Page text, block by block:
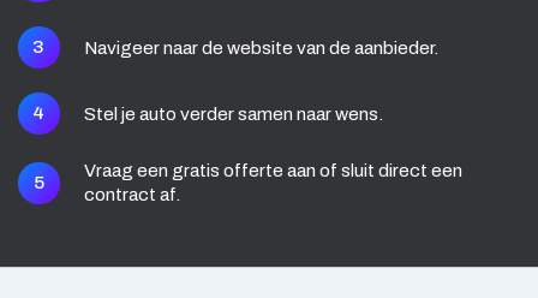
3 Navigeer naar de website van de aanbieder.
4 Stel je auto verder samen naar wens.
5
Vraag een gratis offerte aan of sluit direct een
contract af.